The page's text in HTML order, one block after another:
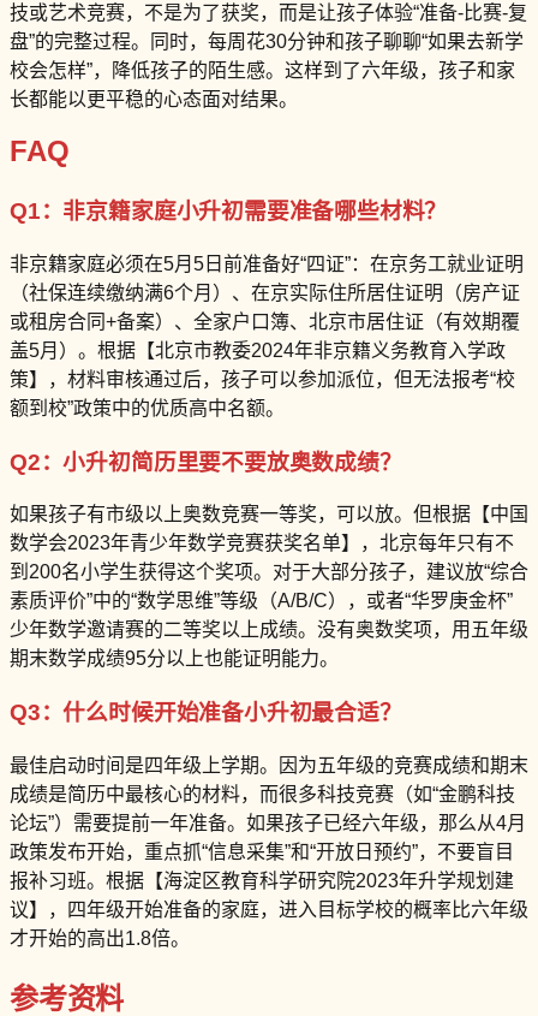
技或艺术竞赛，不是为了获奖，而是让孩子体验“准备-比赛-复
盘”的完整过程。同时，每周花30分钟和孩子聊聊“如果去新学
校会怎样”，降低孩子的陌生感。这样到了六年级，孩子和家
长都能以更平稳的心态面对结果。
FAQ
Q1：非京籍家庭小升初需要准备哪些材料？
非京籍家庭必须在5月5日前准备好“四证”：在京务工就业证明
（社保连续缴纳满6个月）、在京实际住所居住证明（房产证
或租房合同+备案）、全家户口簿、北京市居住证（有效期覆
盖5月）。根据【北京市教委2024年非京籍义务教育入学政
策】，材料审核通过后，孩子可以参加派位，但无法报考“校
额到校”政策中的优质高中名额。
Q2：小升初简历里要不要放奥数成绩？
如果孩子有市级以上奥数竞赛一等奖，可以放。但根据【中国
数学会2023年青少年数学竞赛获奖名单】，北京每年只有不
到200名小学生获得这个奖项。对于大部分孩子，建议放“综合
素质评价”中的“数学思维”等级（A/B/C），或者“华罗庚金杯”
少年数学邀请赛的二等奖以上成绩。没有奥数奖项，用五年级
期末数学成绩95分以上也能证明能力。
Q3：什么时候开始准备小升初最合适？
最佳启动时间是四年级上学期。因为五年级的竞赛成绩和期末
成绩是简历中最核心的材料，而很多科技竞赛（如“金鹏科技
论坛”）需要提前一年准备。如果孩子已经六年级，那么从4月
政策发布开始，重点抓“信息采集”和“开放日预约”，不要盲目
报补习班。根据【海淀区教育科学研究院2023年升学规划建
议】，四年级开始准备的家庭，进入目标学校的概率比六年级
才开始的高出1.8倍。
参考资料